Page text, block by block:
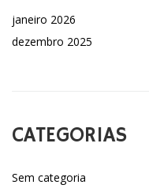
janeiro 2026
dezembro 2025
CATEGORIAS
Sem categoria